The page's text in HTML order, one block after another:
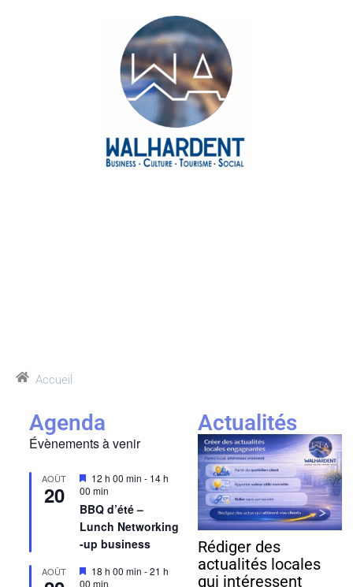
Accueil
Agenda
Évènements à venir
AOÛT
20
Mis
en
avant
12 h 00 min - 14 h
00 min
BBQ d’été –
Lunch Networking
-up business
AOÛT
Mis
en
18 h 00 min -21 h
00 min
Actualités
Rédiger des
actualités locales
qui intéressent